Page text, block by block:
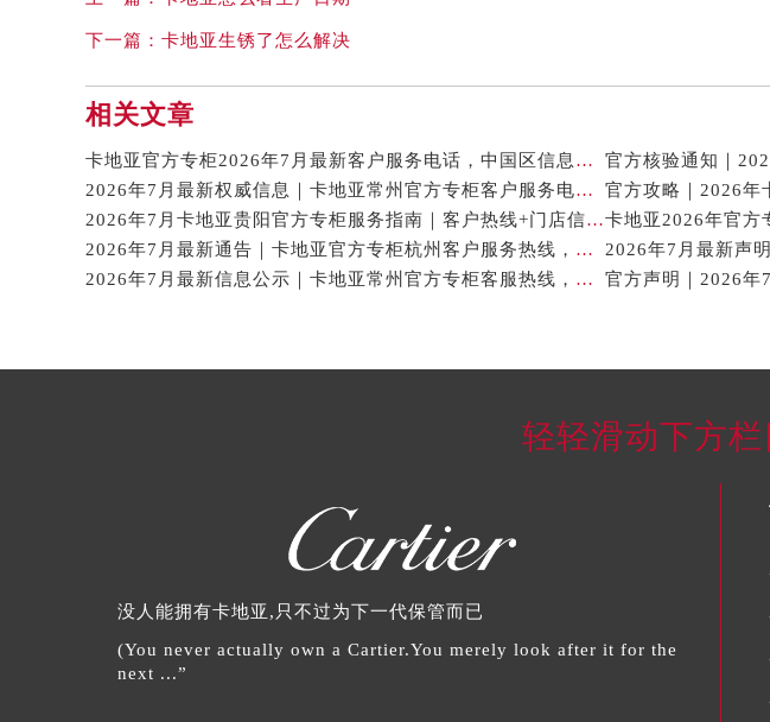
下一篇： 卡地亚生锈了怎么解决
相关文章
卡地亚官方专柜2026年7月最新客户服务电话，中国区信息权威发布
2026年7月最新权威信息｜卡地亚常州官方专柜客户服务电话公告
官方攻略｜2026年
2026年7月卡地亚贵阳官方专柜服务指南｜客户热线+门店信息+服务电话
2026年7月最新通告｜卡地亚官方专柜杭州客户服务热线，专柜信息整合版
2026年7月最新信息公示｜卡地亚常州官方专柜客服热线，权威核验攻略
轻轻滑动下方
没人能拥有卡地亚,只不过为下一代保管而已
(You never actually own a Cartier.You merely look after it for the
next ...”